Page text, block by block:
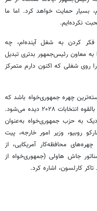
بسیار حمایت خواهد کرد. اما ما
نکرده‌ایم.
فکر کردن به شغل آینده‌ام، چه
معاون رئیس‌جمهور بدتری تبدیل
روی شغلی که اکنون دارم متمرکز
چهره جمهوری‌خواه باشد که
به‌طور گسترده در داخل حزب به‌عنوان مدعیان بالقوه انتخابات ۲۰۲۸ دیده می‌شود.
به حزب جمهوری‌خواه به‌عنوان
روبیو، وزیر امور خارجه، پیت
محافظه‌کار آمریکایی، از
جاش هاولی (جمهوری‌خواه از
کارلسون، اشاره کرد.